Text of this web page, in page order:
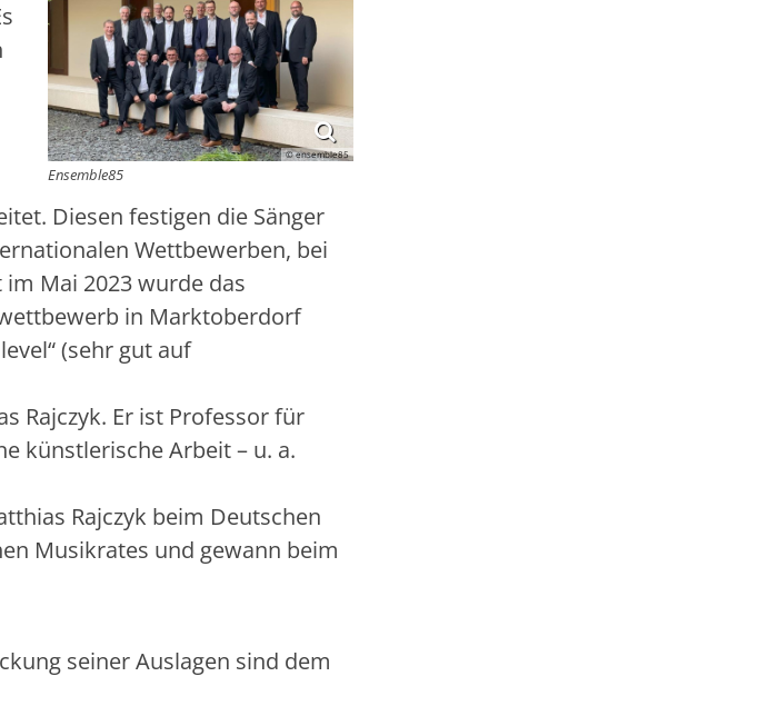
© ensemble85
Ensemble85
Diesen festigen die Sänger
Wettbewerben, bei
Mai 2023 wurde das
in Marktoberdorf
(sehr gut auf
Rajczyk. Er ist Professor für
künstlerische Arbeit – u. a.
Rajczyk beim Deutschen
Musikrates und gewann beim
seiner Auslagen sind dem